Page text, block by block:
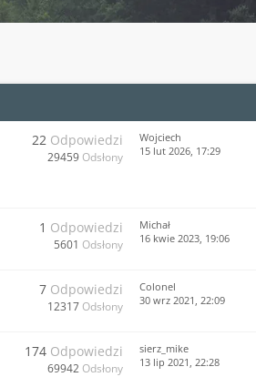
22 Odpowiedzi
29459 Odsłony
Wojciech
15 lut 2026, 17:29
1 Odpowiedzi
5601 Odsłony
Michał
16 kwie 2023, 19:06
7 Odpowiedzi
12317 Odsłony
Colonel
30 wrz 2021, 22:09
174 Odpowiedzi
69942 Odsłony
sierz_mike
13 lip 2021, 22:28